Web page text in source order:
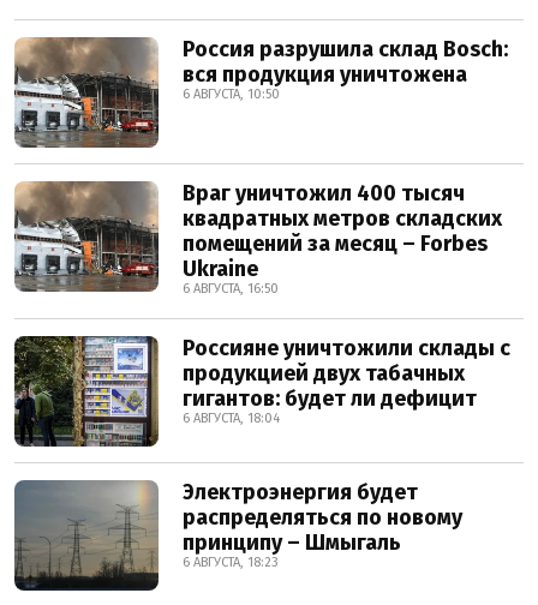
Россия разрушила склад Bosch:
вся продукция уничтожена
6 АВГУСТА, 10:50
Враг уничтожил 400 тысяч
квадратных метров складских
помещений за месяц – Forbes
Ukraine
6 АВГУСТА, 16:50
Россияне уничтожили склады с
продукцией двух табачных
гигантов: будет ли дефицит
6 АВГУСТА, 18:04
Электроэнергия будет
распределяться по новому
принципу – Шмыгаль
6 АВГУСТА, 18:23